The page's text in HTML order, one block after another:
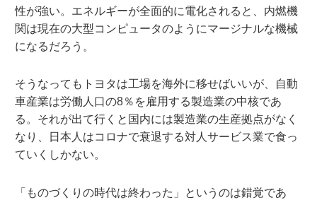
性が強い。エネルギーが全面的に電化されると、内燃機
関は現在の大型コンピュータのようにマージナルな機械
になるだろう。
そうなってもトヨタは工場を海外に移せばいいが、自動
車産業は労働人口の8％を雇用する製造業の中核であ
る。それが出て行くと国内には製造業の生産拠点がなく
なり、日本人はコロナで衰退する対人サービス業で食っ
ていくしかない。
「ものづくりの時代は終わった」というのは錯覚であ